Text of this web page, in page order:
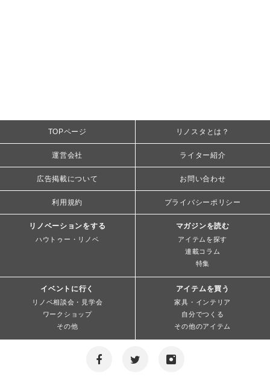
TOPページ リノスタとは？
運営会社 ライター紹介
広告掲載について お問い合わせ
利用規約 プライバシーポリシー
リノベーションをする
ハウトゥー・リノベ
マガジンを読む
アイテムを探す
連載コラム
特集
イベントに行く
リノベ相談会・見学会
ワークショップ
その他
アイテムを買う
家具・インテリア
自分でつくる
その他のアイテム